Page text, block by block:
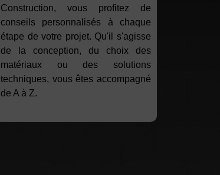
Construction, vous profitez de
conseils personnalisés à chaque
étape de votre projet. Qu'il s'agisse
de la conception, du choix des
matériaux ou des solutions
techniques, vous êtes accompagné
de A à Z.